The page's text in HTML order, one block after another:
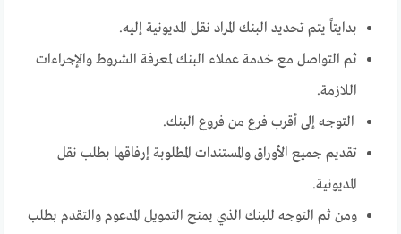
بدايتاً يتم تحديد البنك المراد نقل المديونية إليه.
ثم التواصل مع خدمة عملاء البنك لمعرفة الشروط والإجراءات
اللازمة.
التوجه إلى أقرب فرع من فروع البنك.
تقديم جميع الأوراق والمستندات المطلوبة إرفاقها بطلب نقل
المديونية.
ومن ثم التوجه للبنك الذي يمنح التمويل المدعوم والتقدم بطلب